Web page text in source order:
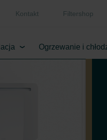
Kontakt Filtershop
Ogrzewanie i